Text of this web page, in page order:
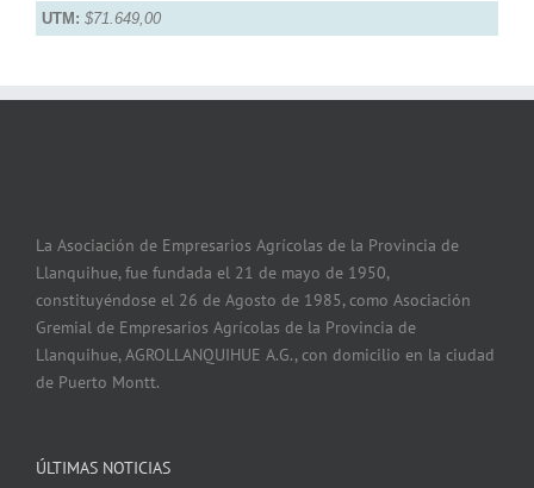
UTM: $71.649,00
La Asociación de Empresarios Agrícolas de la Provincia de
Llanquihue, fue fundada el 21 de mayo de 1950,
constituyéndose el 26 de Agosto de 1985, como Asociación
Gremial de Empresarios Agrícolas de la Provincia de
Llanquihue, AGROLLANQUIHUE A.G., con domicilio en la ciudad
de Puerto Montt.
ÚLTIMAS NOTICIAS